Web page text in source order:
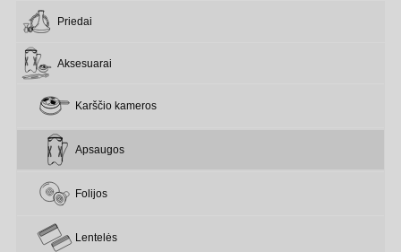
Priedai
Aksesuarai
Karščio kameros
Apsaugos
Folijos
Lentelės